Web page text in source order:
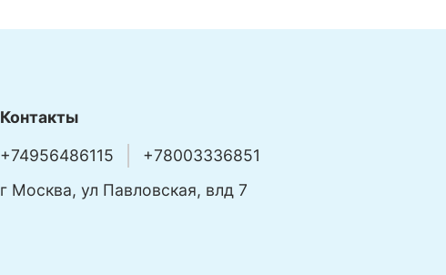
Контакты
+74956486115
+78003336851
г Москва, ул Павловская, влд 7